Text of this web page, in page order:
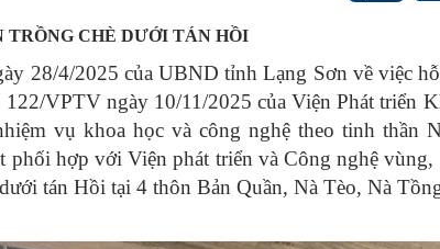
CHÈ DƯỚI TÁN HỒI
28/4/2025 của UBND tỉnh Lạng Sơn về việc
122/VPTV ngày 10/11/2025 của Viện Phát triển
vụ khoa học và công nghệ theo tinh thần
phối hợp với Viện phát triển và Công nghệ vùng,
tán Hồi tại 4 thôn Bản Quần, Nà Tèo, Nà